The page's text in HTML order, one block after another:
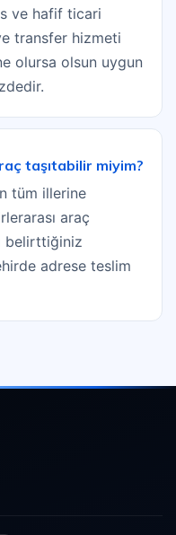
ve hafif ticari
transfer hizmeti
olursa olsun uygun
taşıtabilir miyim?
tüm illerine
araç
belirttiğiniz
adrese teslim